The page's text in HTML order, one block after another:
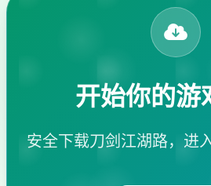
开始你的游
安全下载刀剑江湖路，进